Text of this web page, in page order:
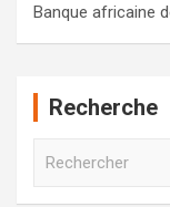
Banque africaine
Recherche